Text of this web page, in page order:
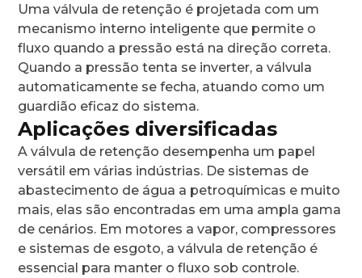
Uma válvula de retenção é projetada com um
mecanismo interno inteligente que permite o
fluxo quando a pressão está na direção correta.
Quando a pressão tenta se inverter, a válvula
automaticamente se fecha, atuando como um
guardião eficaz do sistema.
Aplicações diversificadas
A válvula de retenção desempenha um papel
versátil em várias indústrias. De sistemas de
abastecimento de água a petroquímicas e muito
mais, elas são encontradas em uma ampla gama
de cenários. Em motores a vapor, compressores
e sistemas de esgoto, a válvula de retenção é
essencial para manter o fluxo sob controle.